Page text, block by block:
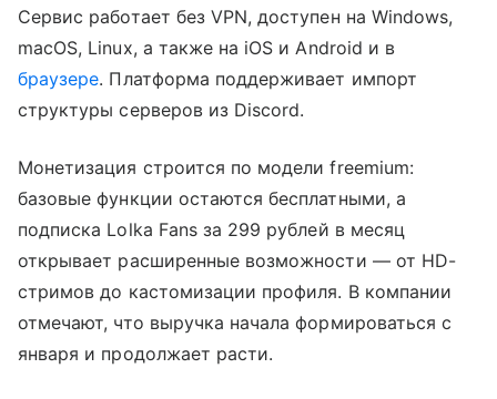
Сервис работает без VPN, доступен на Windows,
macOS, Linux, а также на iOS и Android и в
браузере. Платформа поддерживает импорт
структуры серверов из Discord.
Монетизация строится по модели freemium:
базовые функции остаются бесплатными, а
подписка Lolka Fans за 299 рублей в месяц
открывает расширенные возможности — от HD-
стримов до кастомизации профиля. В компании
отмечают, что выручка начала формироваться с
января и продолжает расти.